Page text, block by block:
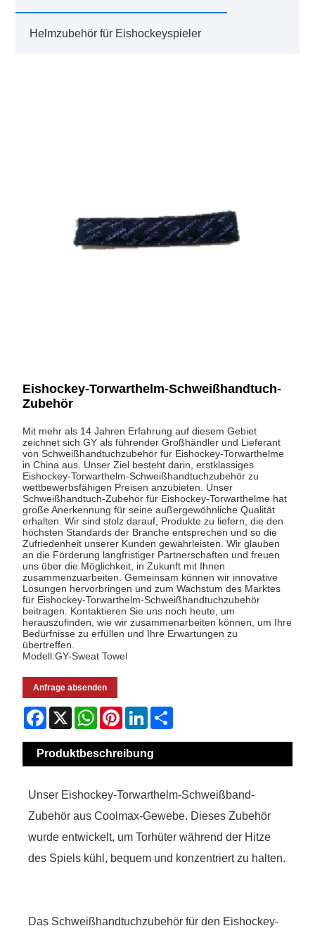
Helmzubehör für Eishockeyspieler
Eishockey-Torwarthelm-Schweißhandtuch-
Zubehör
Mit mehr als 14 Jahren Erfahrung auf diesem Gebiet
zeichnet sich GY als führender Großhändler und Lieferant
von Schweißhandtuchzubehör für Eishockey-Torwarthelme
in China aus. Unser Ziel besteht darin, erstklassiges
Eishockey-Torwarthelm-Schweißhandtuchzubehör zu
wettbewerbsfähigen Preisen anzubieten. Unser
Schweißhandtuch-Zubehör für Eishockey-Torwarthelme hat
große Anerkennung für seine außergewöhnliche Qualität
erhalten. Wir sind stolz darauf, Produkte zu liefern, die den
höchsten Standards der Branche entsprechen und so die
Zufriedenheit unserer Kunden gewährleisten. Wir glauben
an die Förderung langfristiger Partnerschaften und freuen
uns über die Möglichkeit, in Zukunft mit Ihnen
zusammenzuarbeiten. Gemeinsam können wir innovative
Lösungen hervorbringen und zum Wachstum des Marktes
für Eishockey-Torwarthelm-Schweißhandtuchzubehör
beitragen. Kontaktieren Sie uns noch heute, um
herauszufinden, wie wir zusammenarbeiten können, um Ihre
Bedürfnisse zu erfüllen und Ihre Erwartungen zu
übertreffen.
Modell:GY-Sweat Towel
Anfrage absenden
Facebook
X WhatsAppPinterestLinkedIn
Produktbeschreibung
Unser Eishockey-Torwarthelm-Schweißband-
Zubehör aus Coolmax-Gewebe. Dieses Zubehör
wurde entwickelt, um Torhüter während der Hitze
des Spiels kühl, bequem und konzentriert zu halten.
Das Schweißhandtuchzubehör für den Eishockey-